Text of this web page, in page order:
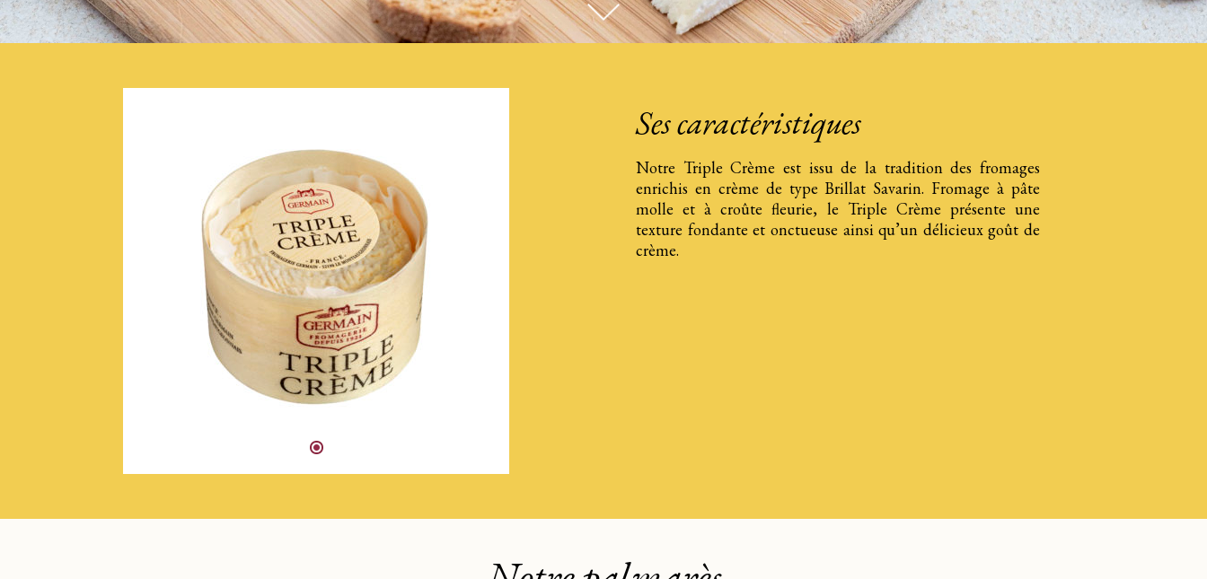
Ses caractéristiques
Notre Triple Crème est issu de la tradition des fromages
enrichis en crème de type Brillat Savarin. Fromage à pâte
molle et à croûte fleurie, le Triple Crème présente une
texture fondante et onctueuse ainsi qu’un délicieux goût de
crème.